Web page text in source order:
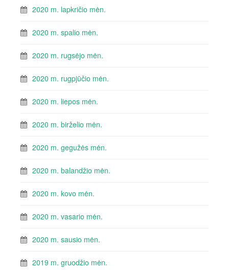
2020 m. lapkričio mėn.
2020 m. spalio mėn.
2020 m. rugsėjo mėn.
2020 m. rugpjūčio mėn.
2020 m. liepos mėn.
2020 m. birželio mėn.
2020 m. gegužės mėn.
2020 m. balandžio mėn.
2020 m. kovo mėn.
2020 m. vasario mėn.
2020 m. sausio mėn.
2019 m. gruodžio mėn.